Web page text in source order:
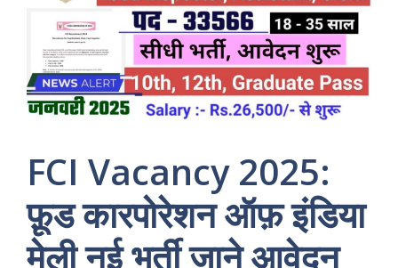
FCI Vacancy 2025:
फ़ूड कारपोरेशन ऑफ़ इंडिया
मेली नई भर्ती जाने आवेदन